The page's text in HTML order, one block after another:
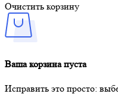
Очистить корзину
Ваша корзина пуста
Исправить это просто: